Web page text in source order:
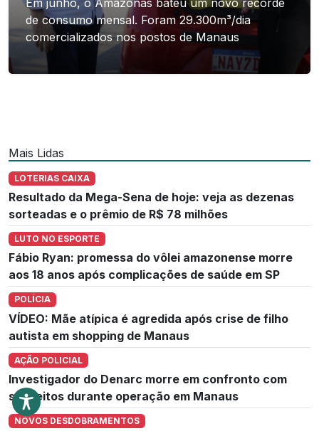
Em junho, o Amazonas bateu um novo recorde
de consumo mensal. Foram 29.300m³/dia
comercializados nos postos de Manaus
Mais Lidas
LOTERIAS CAIXA
Resultado da Mega-Sena de hoje: veja as dezenas
sorteadas e o prêmio de R$ 78 milhões
LUTO NO ESPORTE
Fábio Ryan: promessa do vôlei amazonense morre
aos 18 anos após complicações de saúde em SP
POLÍCIA
VÍDEO: Mãe atípica é agredida após crise de filho
autista em shopping de Manaus
AÇÃO POLICIAL
Investigador do Denarc morre em confronto com
suspeitos durante operação em Manaus
NOVOS DESDOBRAMENTOS